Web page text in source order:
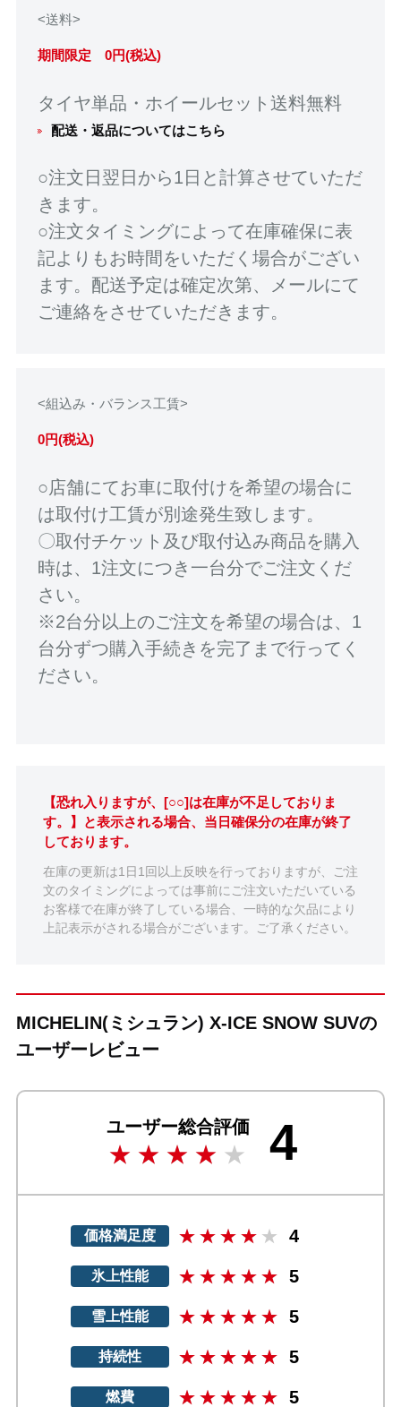
<送料>
期間限定 0円(税込)
タイヤ単品・ホイールセット送料無料
配送・返品についてはこちら
○注文日翌日から1日と計算させていただ
きます。
○注文タイミングによって在庫確保に表
記よりもお時間をいただく場合がござい
ます。配送予定は確定次第、メールにて
ご連絡をさせていただきます。
<組込み・バランス工賃>
0円(税込)
○店舗にてお車に取付けを希望の場合に
は取付け工賃が別途発生致します。
〇取付チケット及び取付込み商品を購入
時は、1注文につき一台分でご注文くだ
さい。
※2台分以上のご注文を希望の場合は、1
台分ずつ購入手続きを完了まで行ってく
ださい。
【恐れ入りますが、[○○]は在庫が不足しておりま
す。】と表示される場合、当日確保分の在庫が終了
しております。
在庫の更新は1日1回以上反映を行っておりますが、ご注
文のタイミングによっては事前にご注文いただいている
お客様で在庫が終了している場合、一時的な欠品により
上記表示がされる場合がございます。ご了承ください。
MICHELIN(ミシュラン) X-ICE SNOW SUVの
ユーザーレビュー
ユーザー総合評価 4
価格満足度 4
氷上性能 5
雪上性能 5
持続性 5
燃費 5